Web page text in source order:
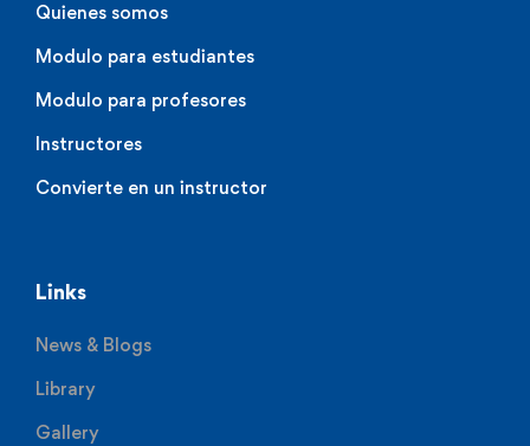
Quienes somos
Modulo para estudiantes
Modulo para profesores
Instructores
Convierte en un instructor
Links
News & Blogs
Library
Gallery